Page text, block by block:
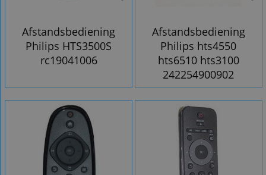
Afstandsbediening
Philips HTS3500S
rc19041006
Afstandsbediening
Philips hts4550
hts6510 hts3100
242254900902